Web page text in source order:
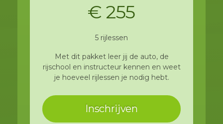
€ 255
5 rijlessen
Met dit pakket leer jij de auto, de
rijschool en instructeur kennen en weet
je hoeveel rijlessen je nodig hebt.
Inschrijven